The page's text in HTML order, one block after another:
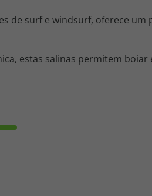
de surf e windsurf, oferece um
estas salinas permitem boiar